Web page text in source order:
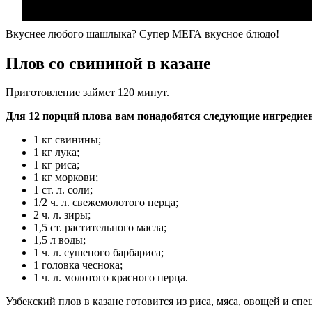
Вкуснее любого шашлыка? Супер МЕГА вкусное блюдо!
Плов со свининой в казане
Приготовление займет 120 минут.
Для 12 порций плова вам понадобятся следующие
1 кг свинины;
1 кг лука;
1 кг риса;
1 кг моркови;
1 ст. л. соли;
1/2 ч. л. свежемолотого перца;
2 ч. л. зиры;
1,5 ст. растительного масла;
1,5 л воды;
1 ч. л. сушеного барбариса;
1 головка чеснока;
1 ч. л. молотого красного перца.
Узбекский плов в казане готовится из риса, мяса, овощей и